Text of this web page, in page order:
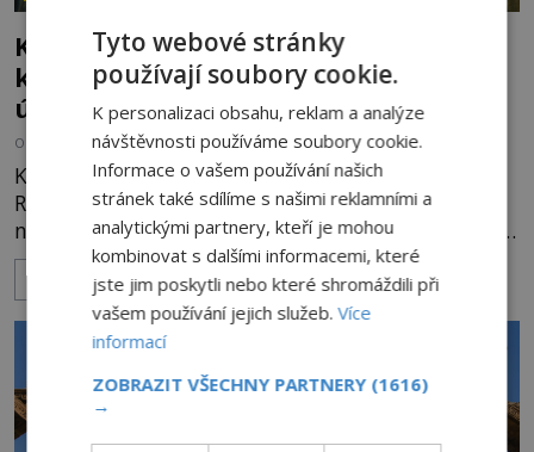
Kam zmizely ostatky světců? Relikvie,
které putují Evropou a dodnes budí
úžas
OD HELENA STEJSKALOVÁ 6.8.2026 1.3TIS
Kosti, zuby, pramen vlasů nebo kousky oděvu.
Relikvie svatých jsou po staletí jedním z
nejcennějších pokladů křesťanského světa. Některé
mají pečlivě doloženou historii, jiné provází
záhady, krádeže i nečekané objevy. Jejich osudy
připomínají dobrodružné romány, přesto se opírají
o skutečné historické události. Ve středověké
Evropě mají relikvie mimořádnou hodnotu. Nejsou
jen předmětem úcty
ZOBRAZIT VÍCE
Tyto webové stránky
používají soubory cookie.
K personalizaci obsahu, reklam a analýze
návštěvnosti používáme soubory cookie.
Informace o vašem používání našich
stránek také sdílíme s našimi reklamními a
analytickými partnery, kteří je mohou
kombinovat s dalšími informacemi, které
jste jim poskytli nebo které shromáždili při
vašem používání jejich služeb.Více
informací
ZOBRAZIT VŠECHNY PARTNERY (1616)
→